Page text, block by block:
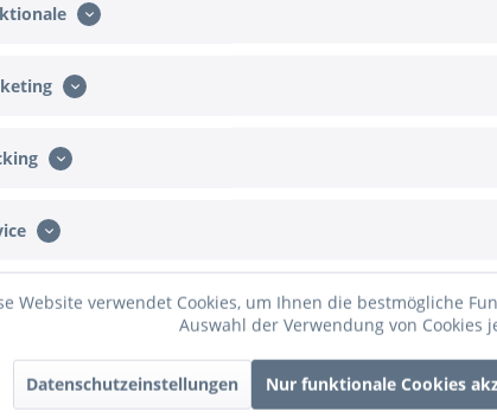
3cm Herz 1kg Satin Rot
1kg Satin Rot
"Goodtimes Folienkonfetti 3cm Herz 1kg
Website verwendet Cookies, um Ihnen die bestmögliche
Auswahl der Verwendung von Cookies
Datenschutzeinstellungen Nur funktionale Cookies